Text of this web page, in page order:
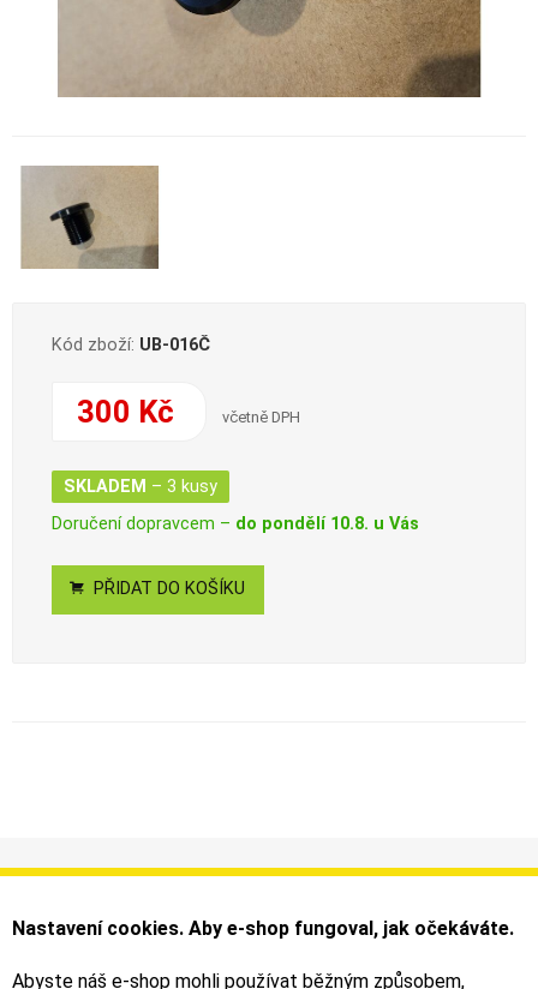
Kód zboží: UB-016Č
300 Kč včetně DPH
SKLADEM – 3 kusy
Doručení dopravcem – do pondělí 10.8. u Vás
PŘIDAT DO KOŠÍKU
Informace
Obchodní podmínky
Můj účet
Faktury
Nastavení cookies. Aby e-shop fungoval, jak očekáváte.
Abyste náš e-shop mohli používat běžným způsobem,